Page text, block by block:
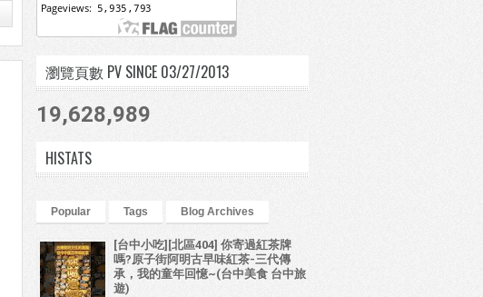
瀏覽頁數 PV SINCE 03/27/2013
19,628,989
HISTATS
Popular Tags Blog Archives
[台中小吃][北區404] 你寄過紅茶牌
嗎?原子街阿明古早味紅茶-三代傳
承，我的童年回憶~(台中美食 台中旅
遊)